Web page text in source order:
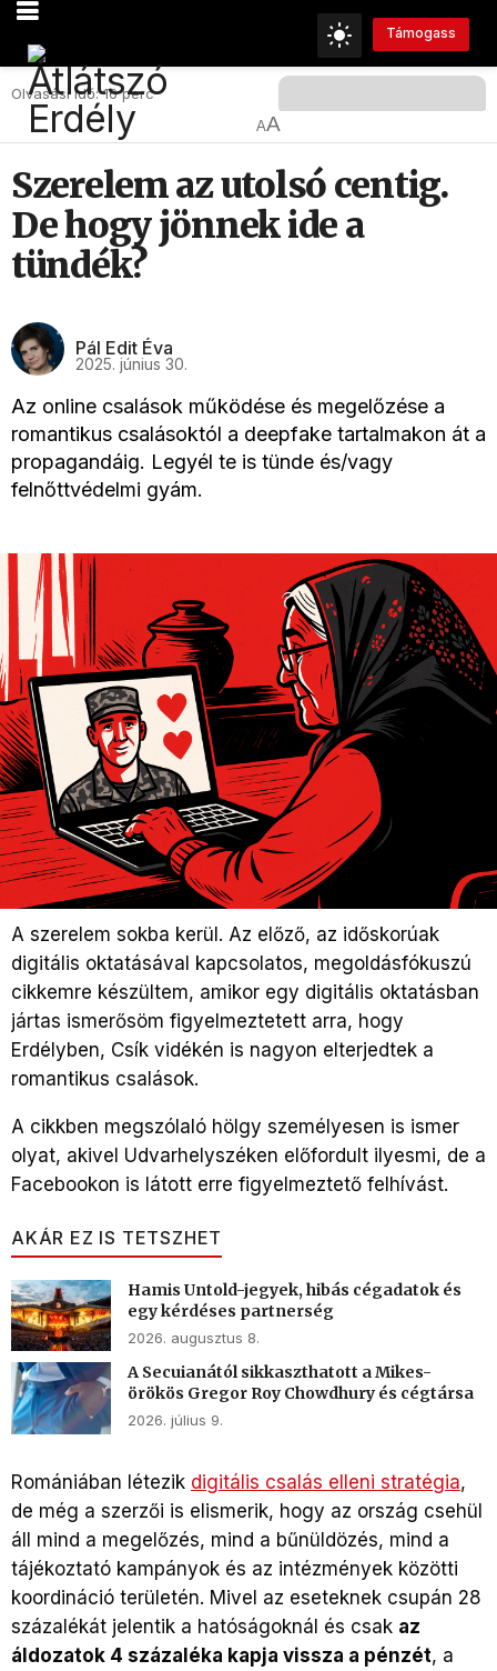
Támogass
Olvasási Idő: 16 perc
AA
Szerelem az utolsó centig.
De hogy jönnek ide a
tündék?
Pál Edit Éva
2025. június 30.
Az online csalások működése és megelőzése a
romantikus csalásoktól a deepfake tartalmakon át a
propagandáig. Legyél te is tünde és/vagy
felnőttvédelmi gyám.
A szerelem sokba kerül. Az előző, az időskorúak
digitális oktatásával kapcsolatos, megoldásfókuszú
cikkemre készültem, amikor egy digitális oktatásban
jártas ismerősöm figyelmeztetett arra, hogy
Erdélyben, Csík vidékén is nagyon elterjedtek a
romantikus csalások.
A cikkben megszólaló hölgy személyesen is ismer
olyat, akivel Udvarhelyszéken előfordult ilyesmi, de a
Facebookon is látott erre figyelmeztető felhívást.
AKÁR EZ IS TETSZHET
Hamis Untold-jegyek, hibás cégadatok és
egy kérdéses partnerség
2026. augusztus 8.
A Secuianától sikkaszthatott a Mikes-
örökös Gregor Roy Chowdhury és cégtársa
2026. július 9.
Romániában létezik digitális csalás elleni stratégia,
de még a szerzői is elismerik, hogy az ország csehül
áll mind a megelőzés, mind a bűnüldözés, mind a
tájékoztató kampányok és az intézmények közötti
koordináció területén. Mivel az eseteknek csupán 28
százalékát jelentik a hatóságoknál és csak az
áldozatok 4 százaléka kapja vissza a pénzét, a